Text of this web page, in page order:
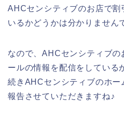
AHCセンシティブのお店で割
いるかどうかは分かりません
なので、AHCセンシティブの
ールの情報を配信をしている
続きAHCセンシティブのホー
報告させていただきますね♪